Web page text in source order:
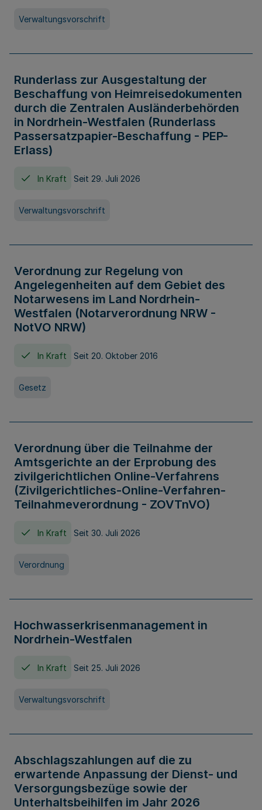
Verwaltungsvorschrift
Runderlass zur Ausgestaltung der
Beschaffung von Heimreisedokumenten
durch die Zentralen Ausländerbehörden
in Nordrhein-Westfalen (Runderlass
Passersatzpapier-Beschaffung - PEP-
Erlass)
In Kraft Seit 29. Juli 2026
Verwaltungsvorschrift
Verordnung zur Regelung von
Angelegenheiten auf dem Gebiet des
Notarwesens im Land Nordrhein-
Westfalen (Notarverordnung NRW -
NotVO NRW)
In Kraft Seit 20. Oktober 2016
Gesetz
Verordnung über die Teilnahme der
Amtsgerichte an der Erprobung des
zivilgerichtlichen Online-Verfahrens
(Zivilgerichtliches-Online-Verfahren-
Teilnahmeverordnung - ZOVTnVO)
In Kraft Seit 30. Juli 2026
Verordnung
Hochwasserkrisenmanagement in
Nordrhein-Westfalen
In Kraft Seit 25. Juli 2026
Verwaltungsvorschrift
Abschlagszahlungen auf die zu
erwartende Anpassung der Dienst- und
Versorgungsbezüge sowie der
Unterhaltsbeihilfen im Jahr 2026